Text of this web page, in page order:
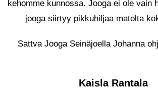
kehomme kunnossa. Jooga ei ole vain
jooga siirtyy pikkuhiljaa matolta
Sattva Jooga Seinäjoella Johanna
Kaisla Rantala